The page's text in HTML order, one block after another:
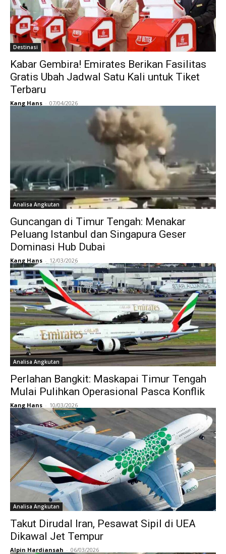
Destinasi
Kabar Gembira! Emirates Berikan Fasilitas
Gratis Ubah Jadwal Satu Kali untuk Tiket
Terbaru
Kang Hans - 07/04/2026
Analisa Angkutan
Guncangan di Timur Tengah: Menakar
Peluang Istanbul dan Singapura Geser
Dominasi Hub Dubai
Kang Hans - 12/03/2026
Analisa Angkutan
Perlahan Bangkit: Maskapai Timur Tengah
Mulai Pulihkan Operasional Pasca Konflik
Kang Hans - 10/03/2026
Analisa Angkutan
Takut Dirudal Iran, Pesawat Sipil di UEA
Dikawal Jet Tempur
Alpin Hardiansah - 06/03/2026